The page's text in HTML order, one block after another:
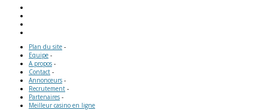
Plan du site -
Equipe -
A propos -
Contact -
Annonceurs -
Recrutement -
Partenaires -
Meilleur casino en ligne